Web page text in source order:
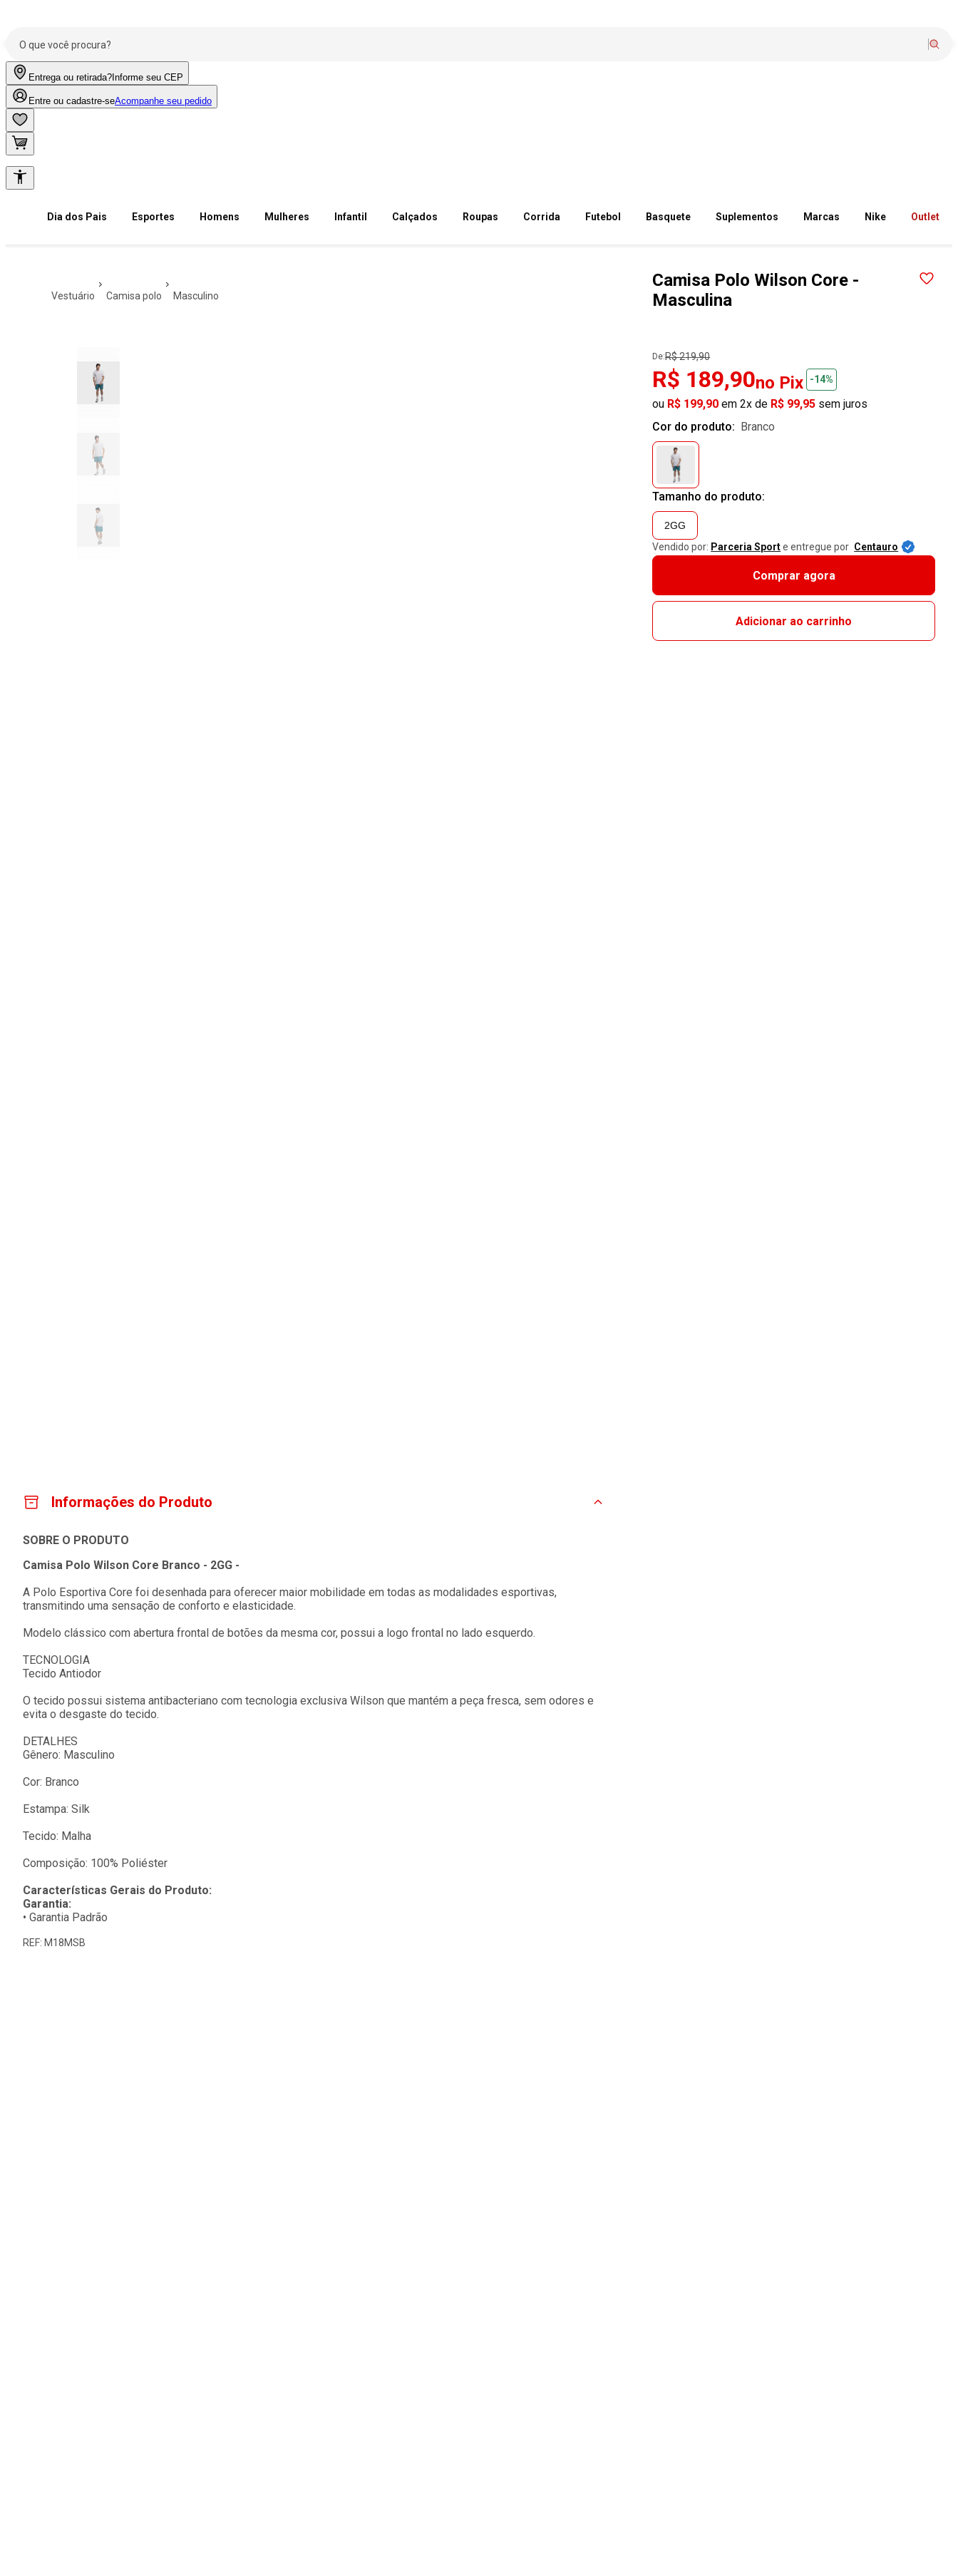
Entrega ou retirada? Informe seu CEP
Entre ou cadastre-seAcompanhe seu pedido
Dia dos Pais Esportes Homens Mulheres Infantil Calçados Roupas Corrida Futebol Basquete Suplementos Marcas Nike Outlet
vestuário camisa polo masculino
Camisa Polo Wilson Core -
Masculina
De:R$ 219,90
R$ 189,90no Pix -14%
ou R$ 199,90 em 2x de R$ 99,95 sem juros
Cor do produto:
branco
Tamanho do produto:
2GG
Vendido por: Parceria Sporte entregue por Centauro
Comprar agora
Adicionar ao carrinho
Informações do Produto
SOBRE O PRODUTO
Camisa Polo Wilson Core Branco - 2GG -
A Polo Esportiva Core foi desenhada para oferecer maior mobilidade em todas as modalidades esportivas,
transmitindo uma sensação de conforto e elasticidade.
Modelo clássico com abertura frontal de botões da mesma cor, possui a logo frontal no lado esquerdo.
TECNOLOGIA
Tecido Antiodor
O tecido possui sistema antibacteriano com tecnologia exclusiva Wilson que mantém a peça fresca, sem odores e
evita o desgaste do tecido.
DETALHES
Gênero: Masculino
Cor: Branco
Estampa: Silk
Tecido: Malha
Composição: 100% Poliéster
Características Gerais do Produto:
Garantia:
• Garantia Padrão
REF: M18MSB